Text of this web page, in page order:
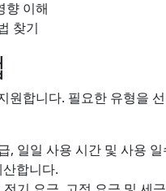
향 이해
찾기
원합니다. 필요한 유형을
, 일일 사용 시간 및 사용
합니다.